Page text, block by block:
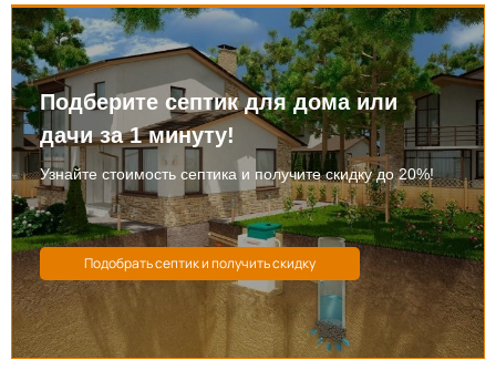
Подберите септик для дома или
дачи за 1 минуту!
Узнайте стоимость септика и получите скидку до 20%!